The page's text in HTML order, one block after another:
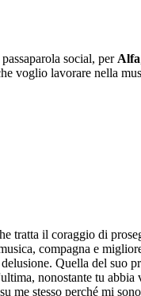
social, per Alfa
voglio lavorare nella
tratta il coraggio di
compagna e
Quella del suo
nonostante tu
stesso perché mi